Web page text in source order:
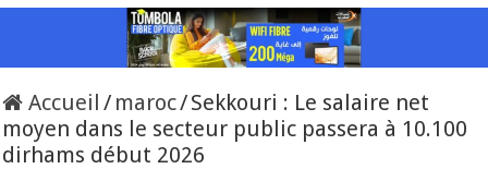
Accueil / maroc/Sekkouri : Le salaire net
moyen dans le secteur public passera à 10.100
dirhams début 2026